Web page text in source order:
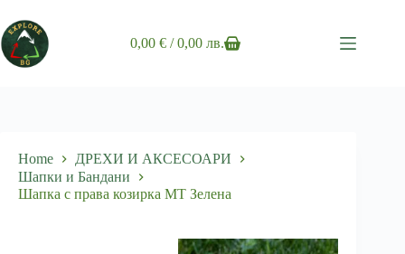
to
content
Shopping
0,00€ / 0,00 лв.
Home
ДРЕХИ И АКСЕСОАРИ
Шапки и Бандани
Шапка с права козирка МТ Зелена